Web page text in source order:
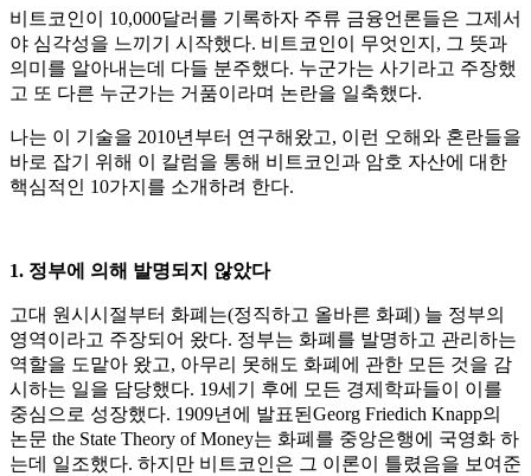
비트코인이 10,000달러를 기록하자 주류 금융언론들은 그제서
야 심각성을 느끼기 시작했다. 비트코인이 무엇인지, 그 뜻과
의미를 알아내는데 다들 분주했다. 누군가는 사기라고 주장했
고 또 다른 누군가는 거품이라며 논란을 일축했다.
나는 이 기술을 2010년부터 연구해왔고, 이런 오해와 혼란들을
바로 잡기 위해 이 칼럼을 통해 비트코인과 암호 자산에 대한
핵심적인 10가지를 소개하려 한다.
1. 정부에 의해 발명되지 않았다
고대 원시시절부터 화폐는(정직하고 올바른 화폐) 늘 정부의
영역이라고 주장되어 왔다. 정부는 화폐를 발명하고 관리하는
역할을 도맡아 왔고, 아무리 못해도 화폐에 관한 모든 것을 감
시하는 일을 담당했다. 19세기 후에 모든 경제학파들이 이를
중심으로 성장했다. 1909년에 발표된Georg Friedich Knapp의
논문 the State Theory of Money는 화폐를 중앙은행에 국영화 하
는데 일조했다. 하지만 비트코인은 그 이론이 틀렸음을 보여준